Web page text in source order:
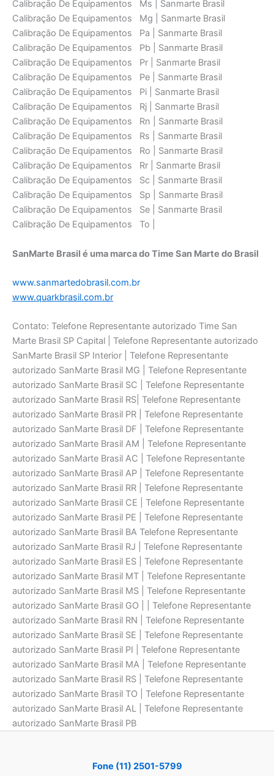
Calibraçāo De Equipamentos Ms | Sanmarte Brasil
Calibraçāo De Equipamentos Mg | Sanmarte Brasil
Calibraçāo De Equipamentos Pa | Sanmarte Brasil
Calibraçāo De Equipamentos Pb | Sanmarte Brasil
Calibraçāo De Equipamentos Pr | Sanmarte Brasil
Calibraçāo De Equipamentos Pe | Sanmarte Brasil
Calibraçāo De Equipamentos Pi | Sanmarte Brasil
Calibraçāo De Equipamentos Rj | Sanmarte Brasil
Calibraçāo De Equipamentos Rn | Sanmarte Brasil
Calibraçāo De Equipamentos Rs | Sanmarte Brasil
Calibraçāo De Equipamentos Ro | Sanmarte Brasil
Calibraçāo De Equipamentos Rr | Sanmarte Brasil
Calibraçāo De Equipamentos Sc | Sanmarte Brasil
Calibraçāo De Equipamentos Sp | Sanmarte Brasil
Calibraçāo De Equipamentos Se | Sanmarte Brasil
Calibraçāo De Equipamentos To |
SanMarte Brasil é uma marca do Time San Marte do Brasil
www.sanmartedobrasil.com.br
www.quarkbrasil.com.br
Contato: Telefone Representante autorizado Time San
Marte Brasil SP Capital | Telefone Representante autorizado
SanMarte Brasil SP Interior | Telefone Representante
autorizado SanMarte Brasil MG | Telefone Representante
autorizado SanMarte Brasil SC | Telefone Representante
autorizado SanMarte Brasil RS| Telefone Representante
autorizado SanMarte Brasil PR | Telefone Representante
autorizado SanMarte Brasil DF | Telefone Representante
autorizado SanMarte Brasil AM | Telefone Representante
autorizado SanMarte Brasil AC | Telefone Representante
autorizado SanMarte Brasil AP | Telefone Representante
autorizado SanMarte Brasil RR | Telefone Representante
autorizado SanMarte Brasil CE | Telefone Representante
autorizado SanMarte Brasil PE | Telefone Representante
autorizado SanMarte Brasil BA Telefone Representante
autorizado SanMarte Brasil RJ | Telefone Representante
autorizado SanMarte Brasil ES | Telefone Representante
autorizado SanMarte Brasil MT | Telefone Representante
autorizado SanMarte Brasil MS | Telefone Representante
autorizado SanMarte Brasil GO | | Telefone Representante
autorizado SanMarte Brasil RN | Telefone Representante
autorizado SanMarte Brasil SE | Telefone Representante
autorizado SanMarte Brasil PI | Telefone Representante
autorizado SanMarte Brasil MA | Telefone Representante
autorizado SanMarte Brasil RS | Telefone Representante
autorizado SanMarte Brasil TO | Telefone Representante
autorizado SanMarte Brasil AL | Telefone Representante
autorizado SanMarte Brasil PB
Fone (11) 2501-5799